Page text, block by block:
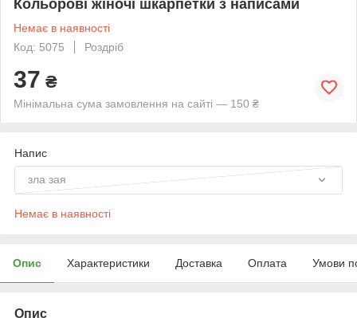
Кольорові жіночі шкарпетки з написами
Немає в наявності
Код: 5075
Роздріб
37 ₴
Мінімальна сума замовлення на сайті — 150 ₴
Напис
зла зая
Немає в наявності
Опис Характеристики Доставка Оплата Умови
Опис